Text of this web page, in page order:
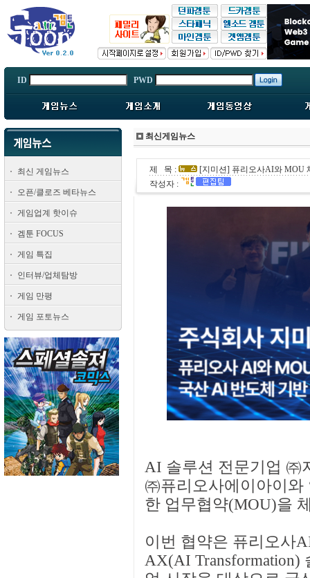
ID PWD
최신 게임뉴스
오픈/클로즈 베타뉴스
게임업계 핫이슈
겜툰 FOCUS
게임 특집
인터뷰/업체탐방
게임 만평
게임 포토뉴스
최신게임뉴스
제 목 :
[지미션] 퓨리오사AI와 MOU
작성자 :
AI 솔루션 전문기업 ㈜
㈜퓨리오사에이아이와
한 업무협약(MOU)을
이번 협약은 퓨리오사
AX(AI Transformation)